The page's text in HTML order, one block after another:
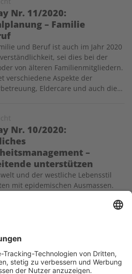
Nr. 11/2020:
– Familie
und Beruf ist auch im Jahr 2020
sei dies bei der
von älteren Familienmitgliedern.
verschiedene Aspekte der
Eldercare und auch die…
Nr. 10/2020:
–
unterstützen
und der westliche Lebensstil
mit epidemischen Ausmassen.
nur um die Folgen der schneller
auch darum, wie man